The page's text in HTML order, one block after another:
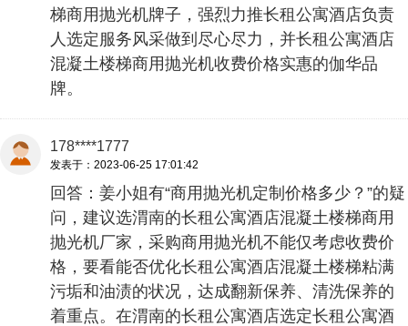
梯商用抛光机牌子，强烈力推长租公寓酒店负责
人选定服务风采做到尽心尽力，并长租公寓酒店
混凝土楼梯商用抛光机收费价格实惠的伽华品
牌。
178****1777
发表于：2023-06-25 17:01:42
回答：姜小姐有“商用抛光机定制价格多少？”的疑
问，建议选渭南的长租公寓酒店混凝土楼梯商用
抛光机厂家，采购商用抛光机不能仅考虑收费价
格，要看能否优化长租公寓酒店混凝土楼梯粘满
污垢和油渍的状况，达成翻新保养、清洗保养的
着重点。在渭南的长租公寓酒店选定长租公寓酒